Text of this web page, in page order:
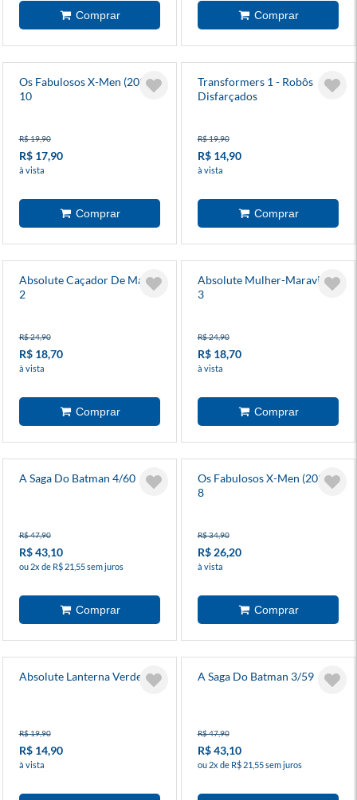
Os Fabulosos X-Men (2025)
10
R$ 19,90
R$ 17,90
à vista
Transformers 1 - Robôs
Disfarçados
R$ 19,90
R$ 14,90
à vista
Absolute Caçador De Marte
2
R$ 24,90
R$ 18,70
à vista
Absolute Mulher-Maravilha
3
R$ 24,90
R$ 18,70
à vista
A Saga Do Batman 4/60
R$ 47,90
R$ 43,10
ou 2x de R$ 21,55 sem juros
Os Fabulosos X-Men (2025)
8
R$ 34,90
R$ 26,20
à vista
Absolute Lanterna Verde 1
R$ 19,90
R$ 14,90
à vista
A Saga Do Batman 3/59
R$ 47,90
R$ 43,10
ou 2x de R$ 21,55 sem juros